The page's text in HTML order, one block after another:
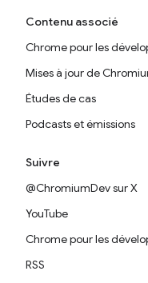
Contenu associé
Chrome pour les
Mises à jour de
Études de cas
Podcasts et émissions
Suivre
@ChromiumDev sur X
YouTube
Chrome pour les
RSS